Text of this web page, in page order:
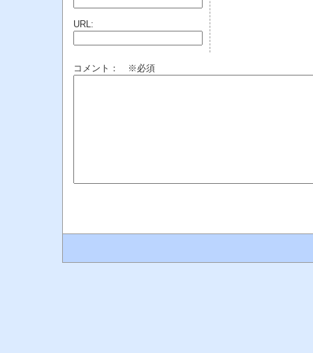
URL:
コメント： ※必須